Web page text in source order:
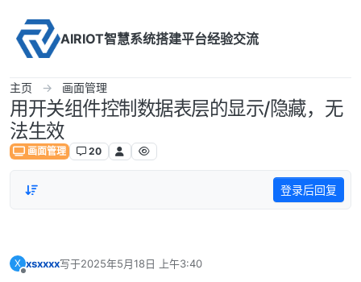
AIRIOT智慧系统搭建平台经验交流
主页 画面管理
用开关组件控制数据表层的显示/隐藏，无
法生效
画面管理 20
登录后回复
X xsxxxx写于2025年5月18日 上午3:40
最后由 编辑